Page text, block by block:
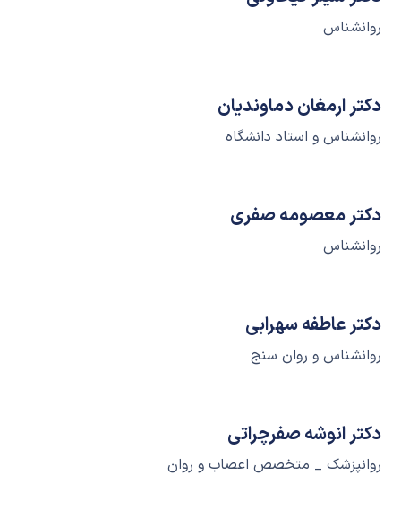
روانشناس
دکتر ارمغان دماوندیان
روانشناس و استاد دانشگاه
دکتر معصومه صفری
روانشناس
دکتر عاطفه سهرابی
روانشناس و روان سنج
دکتر انوشه صفرچراتی
روانپزشک _ متخصص اعصاب و روان